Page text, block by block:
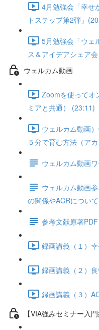
4月勉強会「幸せ
トステップ第2弾」
5月勉強会「ウェ
ス＆アイデアシェア
ウェルカム動画
Zoomを使ってオ
ミアと共通） (23:11)
ウェルカム動画
５分で育む方法（ア
ウェルカム動画
ウェルカム動画
の関係やACRについて
参考文献原著PDF
録画講義（１）
録画講義（２）
録画講義（３）
【VIA強みセミナー入